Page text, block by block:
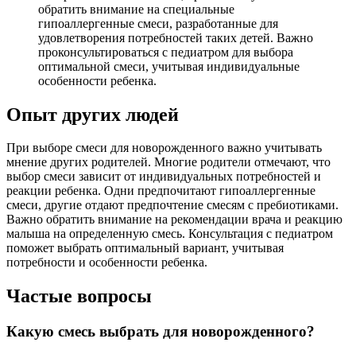
обратить внимание на специальные
гипоаллергенные смеси, разработанные для
удовлетворения потребностей таких детей. Важно
проконсультироваться с педиатром для выбора
оптимальной смеси, учитывая индивидуальные
особенности ребенка.
Опыт других людей
При выборе смеси для новорожденного важно учитывать
мнение других родителей. Многие родители отмечают, что
выбор смеси зависит от индивидуальных потребностей и
реакции ребенка. Одни предпочитают гипоаллергенные
смеси, другие отдают предпочтение смесям с пребиотиками.
Важно обратить внимание на рекомендации врача и реакцию
малыша на определенную смесь. Консультация с педиатром
поможет выбрать оптимальный вариант, учитывая
потребности и особенности ребенка.
Частые вопросы
Какую смесь выбрать для новорожденного?